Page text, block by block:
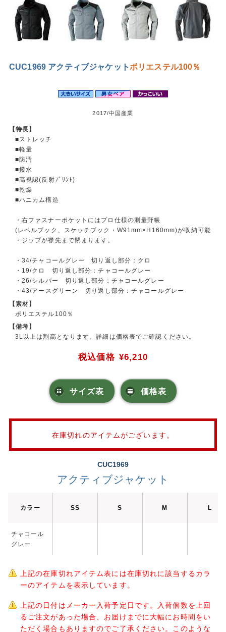
CUC1969 アクティブジャケットポリエステル100％
2017/中国産業
【特長】
■ストレッチ
■軽量
■防汚
■撥水
■高視認(反射ﾌﾟﾘﾝﾄ)
■乾燥
■ハニカム構造
・右ファスナーポケットにはプロ仕様の測量野帳
(レベルブック、スケッチブック・W91mm×H160mm)が収納可能
・ジップが襟先まで閉まります。
・34/チャコールグレー 切り返し部分：クロ
・19/クロ 切り返し部分：チャコールグレー
・26/シルバー 切り返し部分：チャコールグレー
・43/アースグリーン 切り返し部分：チャコールグレー
【素材】
ポリエステル100％
【備考】
3L以上は割高となります。詳細は価格表でご確認ください。
税込価格 ¥6,210
サイズ表 価格表
在庫切れのアイテムがございます。
CUC1969
アクティブジャケット
カラー SS S M L
チャコール
グレー
上記の在庫切れアイテム表には在庫切れに該当するカラ
ーのアイテムを表示しています。
上記の日付はメーカー入荷予定日です。入荷個数を上回
るご注文があった場合、お届けまでに大幅にお時間をい
ただく場合もありますのでご了承ください。このような